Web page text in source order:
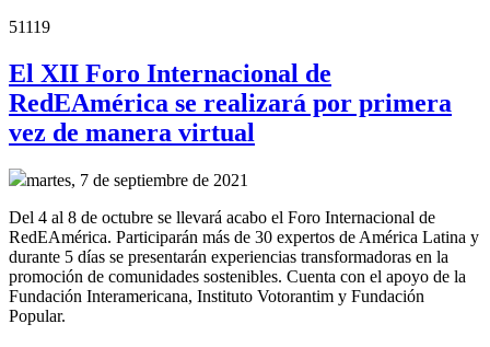
51119
El XII Foro Internacional de
RedEAmérica se realizará por primera
vez de manera virtual
martes, 7 de septiembre de 2021
Del 4 al 8 de octubre se llevará acabo el Foro Internacional de
RedEAmérica. Participarán más de 30 expertos de América Latina y
durante 5 días se presentarán experiencias transformadoras en la
promoción de comunidades sostenibles. Cuenta con el apoyo de la
Fundación Interamericana, Instituto Votorantim y Fundación
Popular.